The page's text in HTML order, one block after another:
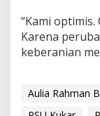
“Kami
Karena
keberanian
Aulia Rahman